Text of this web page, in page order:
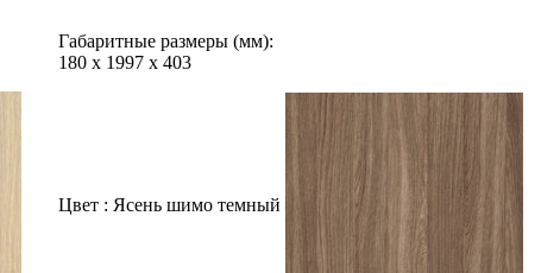
Габаритные размеры (мм):
180 х 1997 х 403
Цвет : Ясень шимо темный